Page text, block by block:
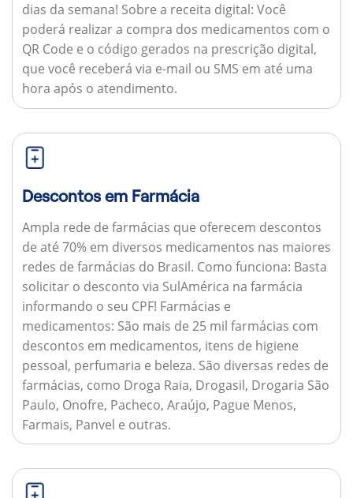
dias da semana! Sobre a receita digital: Você
poderá realizar a compra dos medicamentos com o
QR Code e o código gerados na prescrição digital,
que você receberá via e-mail ou SMS em até uma
hora após o atendimento.
Descontos em Farmácia
Ampla rede de farmácias que oferecem descontos
de até 70% em diversos medicamentos nas maiores
redes de farmácias do Brasil. Como funciona: Basta
solicitar o desconto via SulAmérica na farmácia
informando o seu CPF! Farmácias e
medicamentos: São mais de 25 mil farmácias com
descontos em medicamentos, itens de higiene
pessoal, perfumaria e beleza. São diversas redes de
farmácias, como Droga Raia, Drogasil, Drogaria São
Paulo, Onofre, Pacheco, Araújo, Pague Menos,
Farmais, Panvel e outras.